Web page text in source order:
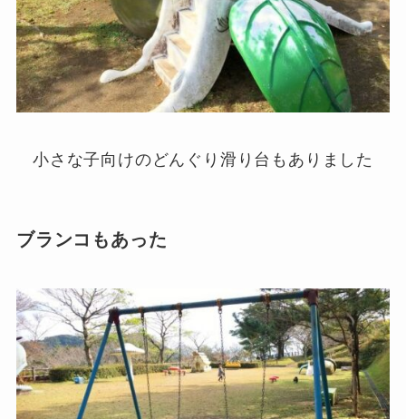
小さな子向けのどんぐり滑り台もありました
ブランコもあった